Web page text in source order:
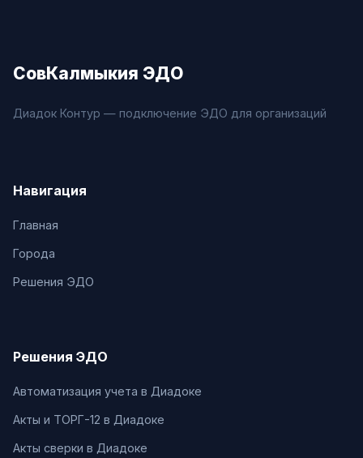
СовКалмыкия ЭДО
Диадок Контур — подключение ЭДО для организаций
Навигация
Главная
Города
Решения ЭДО
Решения ЭДО
Автоматизация учета в Диадоке
Акты и ТОРГ-12 в Диадоке
Акты сверки в Диадоке